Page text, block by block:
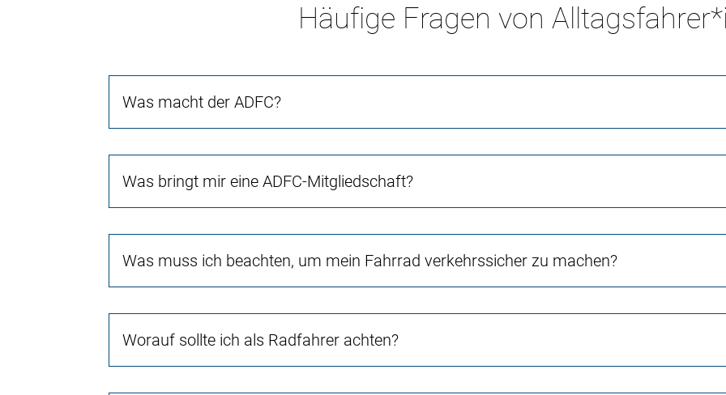
Häufige Fragen von
Was macht der ADFC?
Was bringt mir eine ADFC-Mitgliedschaft?
Was muss ich beachten, um mein Fahrrad verkehrssicher zu machen?
Worauf sollte ich als Radfahrer achten?